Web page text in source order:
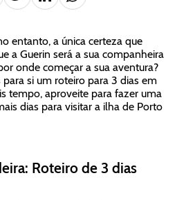
entanto, a única certeza que
a Guerin será a sua companheira
onde começar a sua aventura?
si um roteiro para 3 dias em
tempo, aproveite para fazer uma
dias para visitar a ilha de Porto
Roteiro de 3 dias